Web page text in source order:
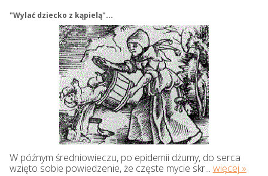
"Wylać dziecko z kąpielą"...
W późnym średniowieczu, po epidemii dżumy, do serca
wzięto sobie powiedzenie, że częste mycie skr... więcej »